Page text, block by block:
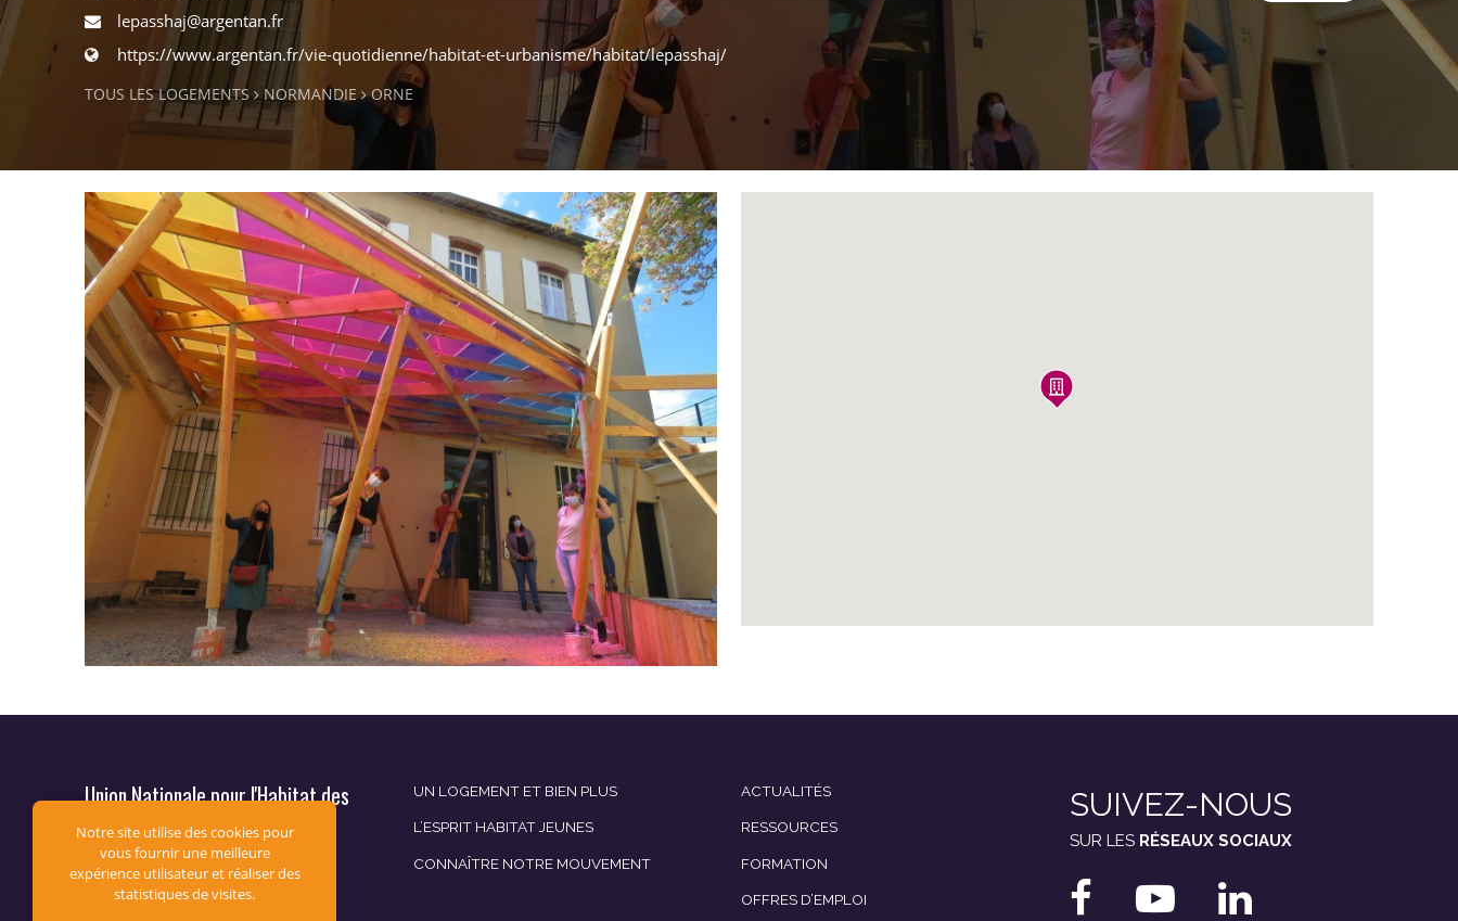
lepasshaj@argentan.fr
https://www.argentan.fr/vie-quotidienne/habitat-et-urbanisme/habitat/lepasshaj/
TOUS LES LOGEMENTS NORMANDIE ORNE
Union Nationale pour l'Habitat des
Jeunes
12, av. du Général de Gaulle
CS 60019
94307 Vincennes
UN LOGEMENT ET BIEN PLUS
L’ESPRIT HABITAT JEUNES
CONNAÎTRE NOTRE MOUVEMENT
ACTUALITÉS
RESSOURCES
FORMATION
OFFRES D’EMPLOI
SUIVEZ-NOUS
SUR LES RÉSEAUX SOCIAUX
Notre site utilise des cookies pour
vous fournir une meilleure
expérience utilisateur et réaliser des
statistiques de visites.